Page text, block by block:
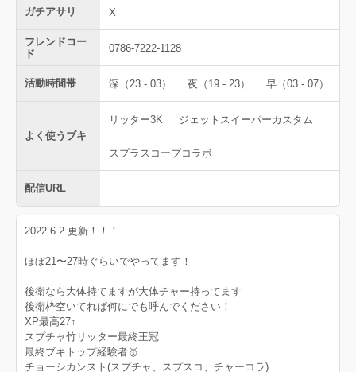
ガチアサリ X
フレンドコー
ド
0786-7222-1128
活動時間帯 深（23 - 03） 夜（19 - 23） 早（03 - 07）
よく使うブキ
リッター3K ジェットスイーパーカスタム
スプラスコープコラボ
配信URL
2022.6.2 更新！！！
ほぼ21〜27時ぐらいでやってます！
後衛なら大体持てますが大体チャー持ってます
後衛枠空いてれば何にでも呼んでください！
XP最高27↑
スプチャ竹リッター最終王冠
最終ブキトップ経験者🥇
チョーシカンスト(スプチャ、スプスコ、チャーコラ)